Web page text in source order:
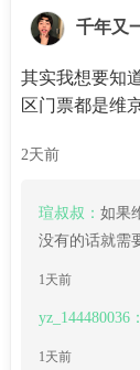
千年又
其实我想要知
区门票都是维
2天前
瑄叔叔： 如果
没有的话就需
1天前
yz_144480036：
1天前